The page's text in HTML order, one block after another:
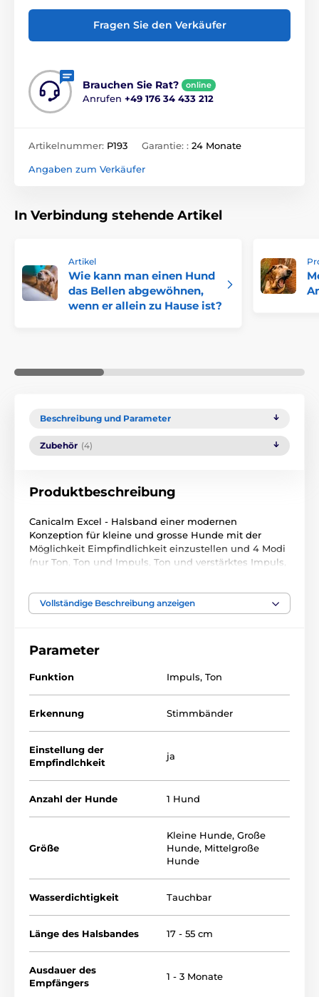
Fragen Sie den Verkäufer
Brauchen Sie Rat? online
Anrufen +49 176 34 433 212
Artikelnummer: P193 Garantie: : 24 Monate
Angaben zum Verkäufer
In Verbindung stehende Artikel
Artikel
Wie kann man einen Hund
das Bellen abgewöhnen,
wenn er allein zu Hause ist?
Beschreibung und Parameter
Zubehör (4)
Produktbeschreibung
Canicalm Excel - Halsband einer modernen
Konzeption für kleine und grosse Hunde mit der
Möglichkeit Eimpfindlichkeit einzustellen und 4 Modi
(nur Ton, Ton und Impuls, Ton und verstärktes Impuls,
Somit ist eine Auslösung von anderen Hunden
ausgeschlossen. Canicalm Excel ist komplet
Beim ersten Bellen kommt eine Tonwarnung, wenn
Tonwarnung un dein Stimmulationsimpuls (schwach
oder stark je nach Einstellung). Wenn der Hund
auufhört für 30s zu bellen, funktioniert das Halsband
wie oben beschrieben (mit einer Tonwarnung). Wenn
es weiter nur ein Tonsignal zu benutzen.
Vollständige Beschreibung anzeigen
Parameter
Funktion Impuls, Ton
Erkennung Stimmbänder
Einstellung der
Empfindlchkeit
ja
Anzahl der Hunde 1 Hund
Größe
Kleine Hunde, Große
Hunde, Mittelgroße
Hunde
Wasserdichtigkeit Tauchbar
Länge des Halsbandes 17 - 55 cm
Ausdauer des
Empfängers
1 - 3 Monate